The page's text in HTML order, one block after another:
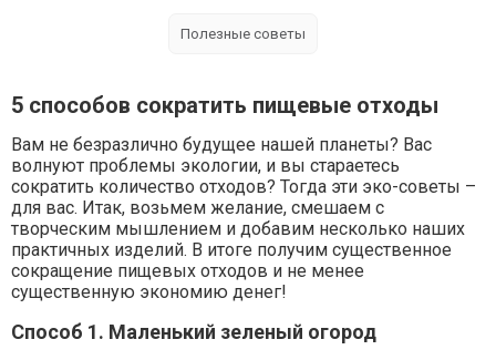
5 способов сократить пищевые отходы
Вам не безразлично будущее нашей планеты? Вас
волнуют проблемы экологии, и вы стараетесь
сократить количество отходов? Тогда эти эко-советы –
для вас. Итак, возьмем желание, смешаем с
творческим мышлением и добавим несколько наших
практичных изделий. В итоге получим существенное
сокращение пищевых отходов и не менее
существенную экономию денег!
Способ 1. Маленький зеленый огород
Полезные советы